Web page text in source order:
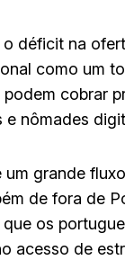
déficit na
como um
cobrar
nômades
grande
de fora de
os
acesso de